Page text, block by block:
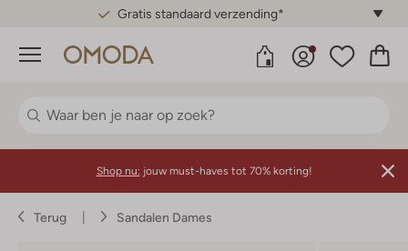
Gratis standaard verzending*
Menu
Shop nu: jouw must-haves tot 70% korting!
Terug Sandalen Dames